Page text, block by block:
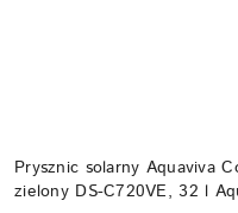
Prysznic solarny Aquaviva
zielony DS-C720VE, 32 l